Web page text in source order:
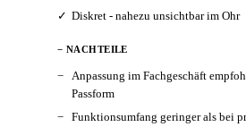
Diskret - nahezu unsichtbar im Ohr
− NACHTEILE
Anpassung im Fachgeschäft
Passform
Funktionsumfang geringer als bei